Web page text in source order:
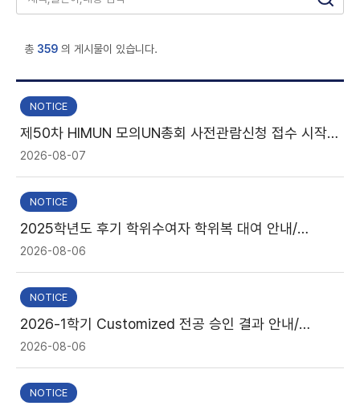
총 359 의 게시물이 있습니다.
NOTICE
제50차 HIMUN 모의UN총회 사전관람신청 접수 시작 /
Advance Registration Opens for the 50th
2026-08-07
NOTICE
2025학년도 후기 학위수여자 학위복 대여 안내/
Notice on Academic Gown Rental for Graduates
2026-08-06
NOTICE
2026-1학기 Customized 전공 승인 결과 안내/
Notice of Customized Major Approval Results
2026-08-06
NOTICE